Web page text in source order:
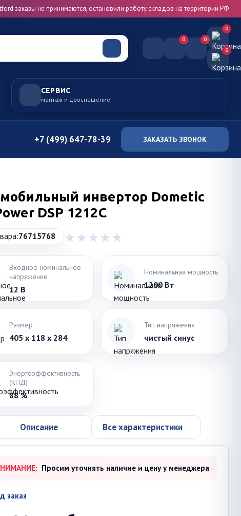
заказы не принимаются, остановили работу складов на территории РФ
0 0
0
0
СЕРВИС
монтаж и дооснащение
+7 (499) 647-78-39 ЗАКАЗАТЬ ЗВОНОК
инвертор Dometic
DSP 1212C
76715768
Входное номинальное
напряжение
12 В
Номинальная мощность
1200 Вт
Размер
405 x 118 x 284
Тип напряжения
чистый синус
Энергоэффективность
(КПД)
88 %
Описание Все характеристики
Просим уточнять наличие и цену у менеджера
заказ